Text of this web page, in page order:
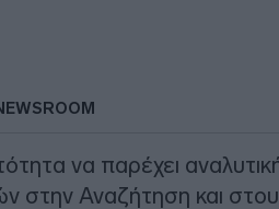
να παρέχει
στην Αναζήτηση και